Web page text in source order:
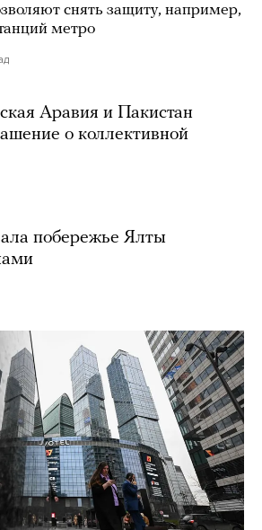
снять защиту, например,
метро
Аравия и Пакистан
о коллективной
побережье Ялты